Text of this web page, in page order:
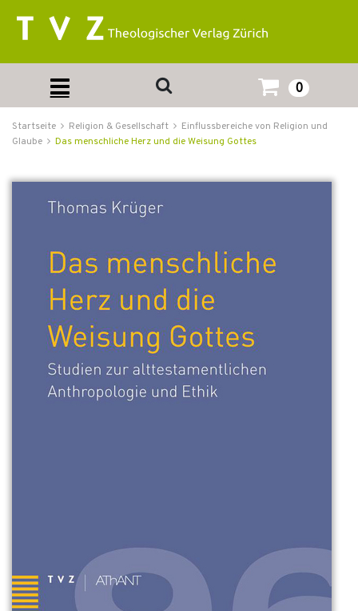
0
Startseite Religion & Gesellschaft
Einflussbereiche von Religion und
Glaube
Das menschliche Herz und die Weisung Gottes